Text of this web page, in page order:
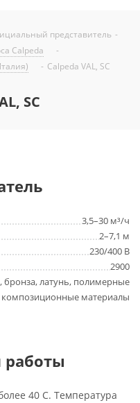
представитель -
Calpeda
-
- Calpeda VAL, SC
SC
3,5–30 м³/ч
2–7,1 м
230/400 В
2900
бронза, латунь, полимерные
композиционные материалы
работы
40 С. Температура